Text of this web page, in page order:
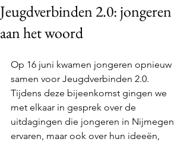
Jeugdverbinden 2.0: jongeren
aan het woord
Op 16 juni kwamen jongeren opnieuw
samen voor Jeugdverbinden 2.0.
Tijdens deze bijeenkomst gingen we
met elkaar in gesprek over de
uitdagingen die jongeren in Nijmegen
ervaren, maar ook over hun ideeën,